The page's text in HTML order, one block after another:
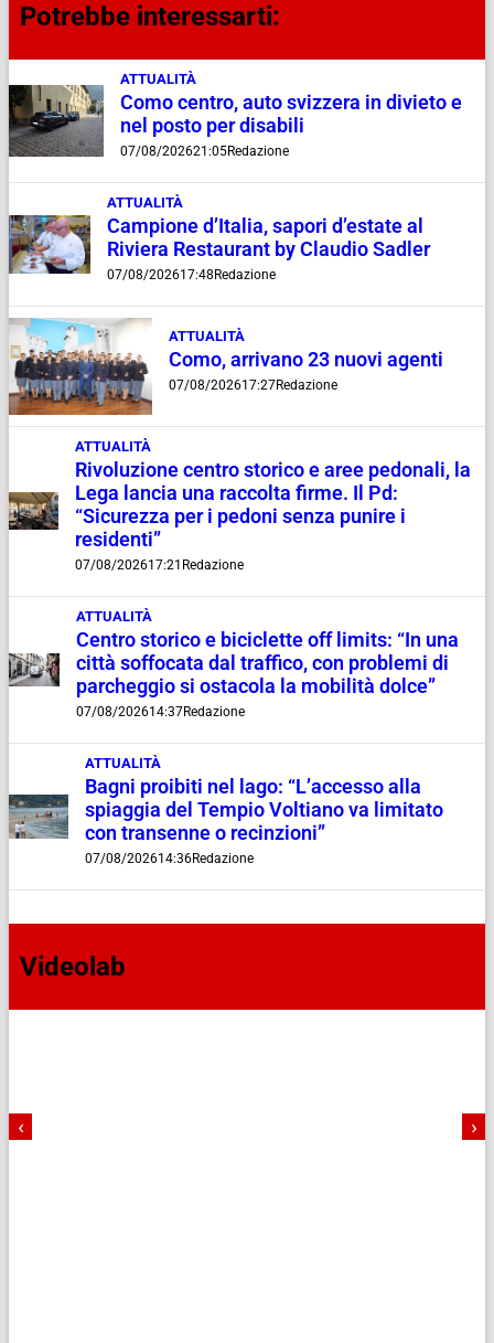
Potrebbe interessarti:
ATTUALITÀ
Como centro, auto svizzera in divieto e
nel posto per disabili
07/08/202621:05Redazione
ATTUALITÀ
Campione d’Italia, sapori d’estate al
Riviera Restaurant by Claudio Sadler
07/08/202617:48 Redazione
ATTUALITÀ
Como, arrivano 23 nuovi agenti
07/08/202617:27Redazione
ATTUALITÀ
Rivoluzione centro storico e aree pedonali, la
Lega lancia una raccolta firme. Il Pd:
“Sicurezza per i pedoni senza punire i
residenti”
07/08/202617:21 Redazione
ATTUALITÀ
Centro storico e biciclette off limits: “In una
città soffocata dal traffico, con problemi di
parcheggio si ostacola la mobilità dolce”
07/08/202614:37Redazione
ATTUALITÀ
Bagni proibiti nel lago: “L’accesso alla
spiaggia del Tempio Voltiano va limitato
con transenne o recinzioni”
07/08/202614:36Redazione
Videolab
‹ ›